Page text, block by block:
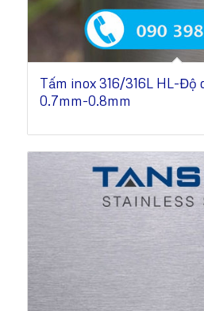
Tấm inox 316/316L HL-Độ
0.7mm-0.8mm